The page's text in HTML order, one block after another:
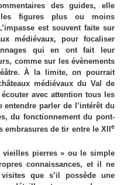
des guides, elle
les figures plus ou moins
est souvent faite sur
médiévaux, pour focaliser
qui en ont fait leur
comme sur les évènements
À la limite, on pourrait
médiévaux du Val de
avec attention tous les
parler de l’intérêt du
du fonctionnement du pont-
embrasures de tir entre le XII
e
pierres » ou le simple
connaissances, et il ne
que s’il possède une